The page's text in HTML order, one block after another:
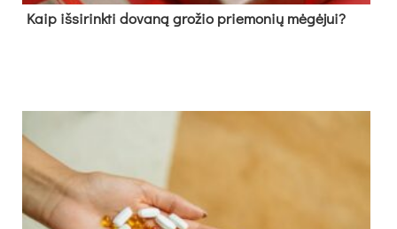
Kaip išsirinkti dovaną grožio priemonių mėgėjui?